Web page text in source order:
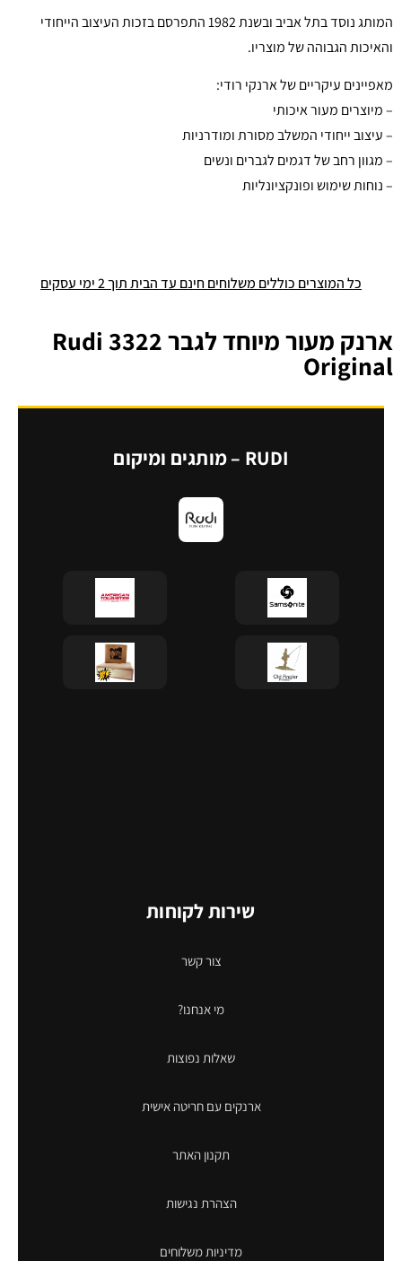
המותג נוסד בתל אביב ובשנת 1982 התפרסם בזכות העיצוב הייחודי
והאיכות הגבוהה של מוצריו.
מאפיינים עיקריים של ארנקי רודי:
– מיוצרים מעור איכותי
– עיצוב ייחודי המשלב מסורת ומודרניות
– מגוון רחב של דגמים לגברים ונשים
– נוחות שימוש ופונקציונליות
כל המוצרים כוללים משלוחים חינם עד הבית תוך 2 ימי עסקים
ארנק מעור מיוחד לגבר 3322 Rudi
Original
RUDI – מותגים ומיקום
שירות לקוחות
צור קשר
מי אנחנו?
שאלות נפוצות
ארנקים עם חריטה אישית
תקנון האתר
הצהרת נגישות
מדיניות משלוחים